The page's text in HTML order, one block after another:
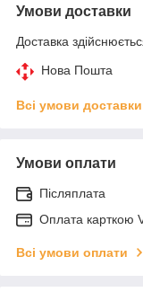
Умови доставки
Доставка
Нова Пошта
Всі умови доставки
Умови оплати
Післяплата
Оплата карткою
Всі умови оплати